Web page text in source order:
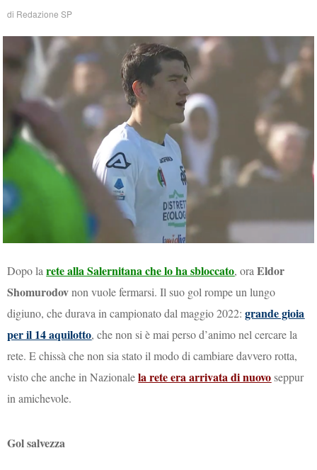
di Redazione SP
Dopo larete alla Salernitana che lo ha sbloccato, oraEldor
Shomurodovnon vuole fermarsi. Il suo gol rompe un lungo
digiuno, che durava in campionato dal maggio 2022:grande gioia
per il 14 aquilotto, che non si è mai perso d’animo nel cercare la
rete. E chissà che non sia stato il modo di cambiare davvero rotta,
visto che anche in Nazionalela rete era arrivata di nuovoseppur
in amichevole.
Gol salvezza